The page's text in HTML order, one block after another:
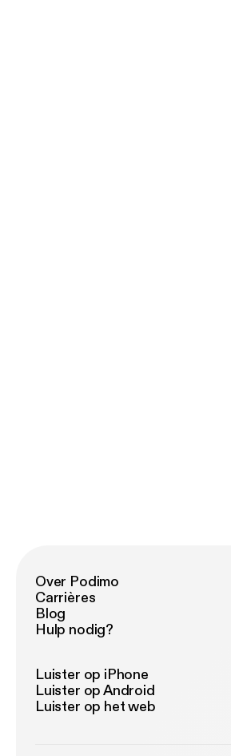
Over Podimo
Carrières
Blog
Hulp nodig?
Luister op iPhone
Luister op Android
Luister op het web